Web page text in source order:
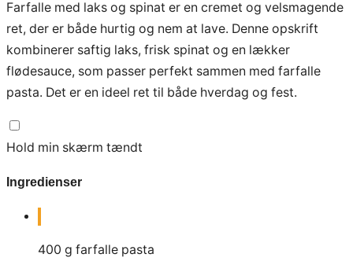
Farfalle med laks og spinat er en cremet og velsmagende
ret, der er både hurtig og nem at lave. Denne opskrift
kombinerer saftig laks, frisk spinat og en lækker
flødesauce, som passer perfekt sammen med farfalle
pasta. Det er en ideel ret til både hverdag og fest.
Hold min skærm tændt
Ingredienser
400 g farfalle pasta